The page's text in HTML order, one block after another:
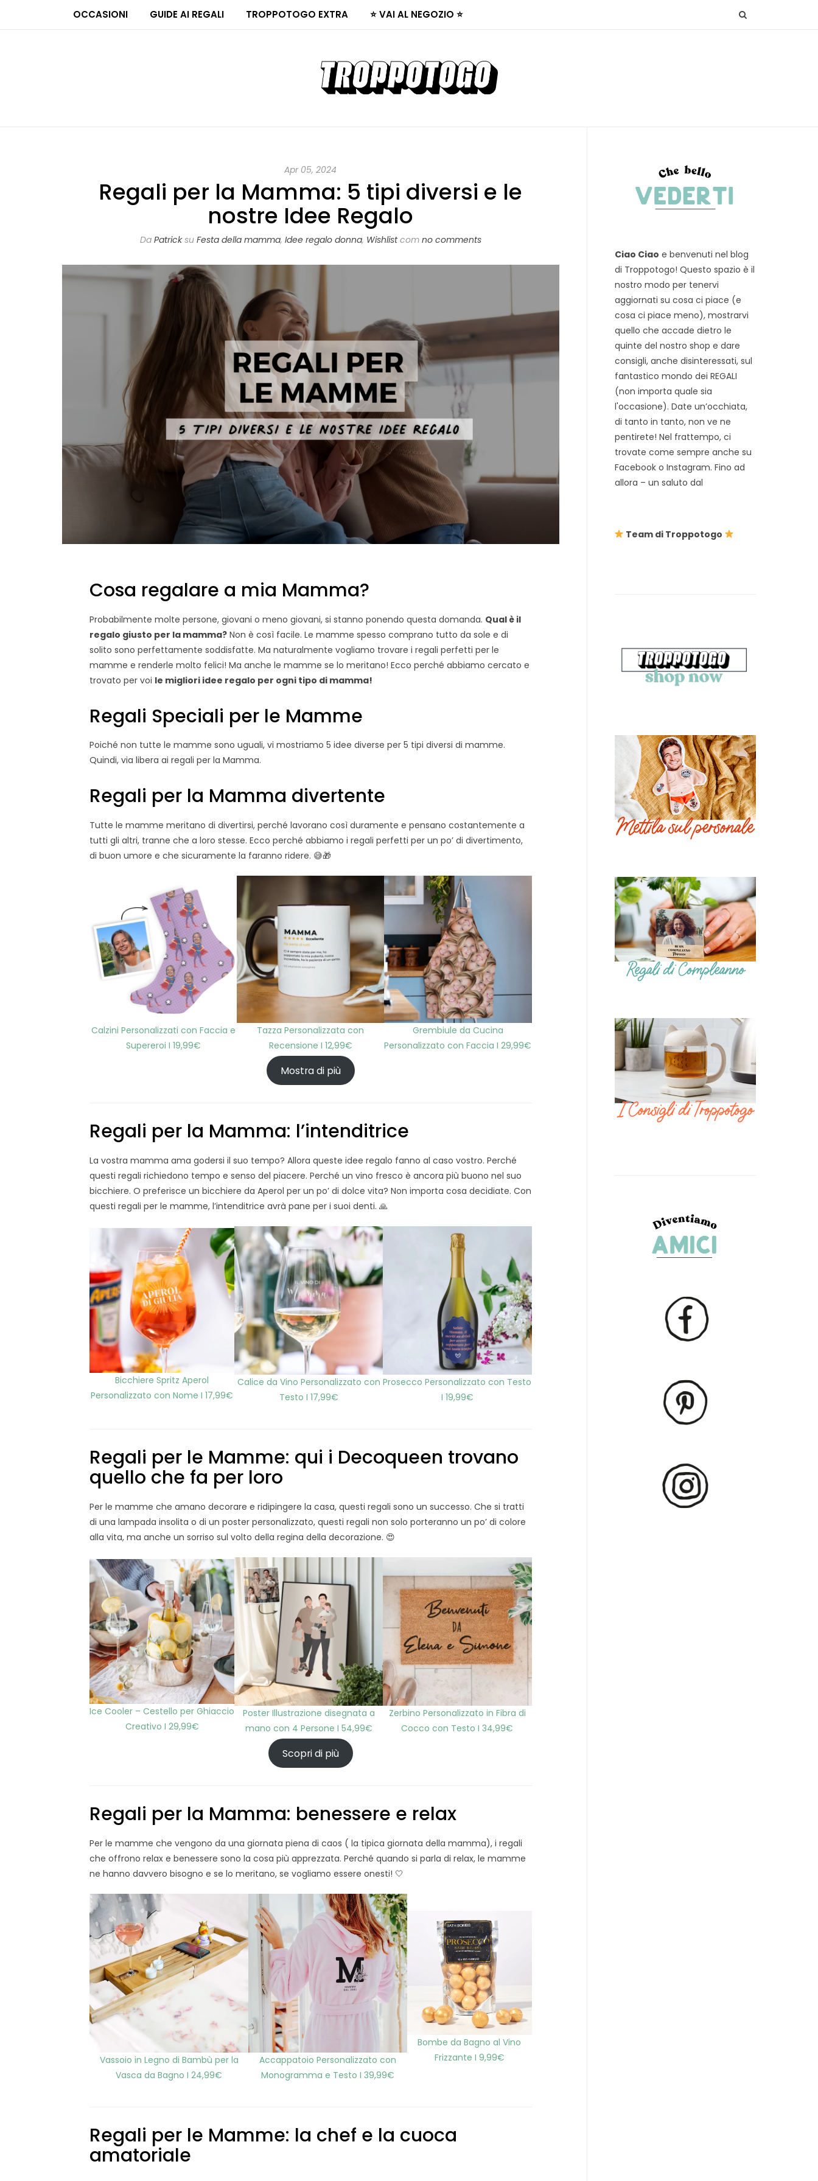
OCCASIONI GUIDE AI REGALI TROPPOTOGO EXTRA ⭐ VAI AL NEGOZIO ⭐
Apr 05, 2024
Regali per la Mamma: 5 tipi diversi e le
nostre Idee Regalo
Da Patricksu Festa della mamma, Idee regalo donna, Wishlistcom no comments
Cosa regalare a mia Mamma?
Probabilmente molte persone, giovani o meno giovani, si stanno ponendo questa domanda. Qual è il
regalo giusto per la mamma? Non è così facile. Le mamme spesso comprano tutto da sole e di
solito sono perfettamente soddisfatte. Ma naturalmente vogliamo trovare i regali perfetti per le
mamme e renderle molto felici! Ma anche le mamme se lo meritano! Ecco perché abbiamo cercato e
trovato per voi le migliori idee regalo per ogni tipo di mamma!
Regali Speciali per le Mamme
Poiché non tutte le mamme sono uguali, vi mostriamo 5 idee diverse per 5 tipi diversi di mamme.
Quindi, via libera ai regali per la Mamma.
Regali per la Mamma divertente
Tutte le mamme meritano di divertirsi, perché lavorano così duramente e pensano costantemente a
tutti gli altri, tranne che a loro stesse. Ecco perché abbiamo i regali perfetti per un po’ di divertimento,
di buon umore e che sicuramente la faranno ridere. 😅🎁
Calzini Personalizzati con Faccia e
Supereroi I 19,99€
Tazza Personalizzata con
Recensione I 12,99€
Grembiule da Cucina
Personalizzato con Faccia I 29,99€
Mostra di più
Regali per la Mamma: l’intenditrice
La vostra mamma ama godersi il suo tempo? Allora queste idee regalo fanno al caso vostro. Perché
questi regali richiedono tempo e senso del piacere. Perché un vino fresco è ancora più buono nel suo
bicchiere. O preferisce un bicchiere da Aperol per un po’ di dolce vita? Non importa cosa decidiate. Con
questi regali per le mamme, l’intenditrice avrà pane per i suoi denti. 🙏
Bicchiere Spritz Aperol
Personalizzato con Nome I 17,99€
Calice da Vino Personalizzato con
Testo I 17,99€
Prosecco Personalizzato con Testo
I 19,99€
Regali per le Mamme: qui i Decoqueen trovano
quello che fa per loro
Per le mamme che amano decorare e ridipingere la casa, questi regali sono un successo. Che si tratti
di una lampada insolita o di un poster personalizzato, questi regali non solo porteranno un po’ di colore
alla vita, ma anche un sorriso sul volto della regina della decorazione. 😍
Ice Cooler – Cestello per Ghiaccio
Creativo I 29,99€
Poster Illustrazione disegnata a
mano con 4 Persone I 54,99€
Zerbino Personalizzato in Fibra di
Cocco con Testo I 34,99€
Scopri di più
Regali per la Mamma: benessere e relax
Per le mamme che vengono da una giornata piena di caos ( la tipica giornata della mamma), i regali
che offrono relax e benessere sono la cosa più apprezzata. Perché quando si parla di relax, le mamme
ne hanno davvero bisogno e se lo meritano, se vogliamo essere onesti! 🤍
Vassoio in Legno di Bambù per la
Vasca da Bagno I 24,99€
Accappatoio Personalizzato con
Monogramma e Testo I 39,99€
Bombe da Bagno al Vino
Frizzante I 9,99€
Regali per le Mamme: la chef e la cuoca
amatoriale
Ciao Ciao e benvenuti nel blog
di Troppotogo! Questo spazio è il
nostro modo per tenervi
aggiornati su cosa ci piace (e
cosa ci piace meno), mostrarvi
quello che accade dietro le
quinte del nostro shop e dare
consigli, anche disinteressati, sul
fantastico mondo dei REGALI
(non importa quale sia
l'occasione). Date un’occhiata,
di tanto in tanto, non ve ne
pentirete! Nel frattempo, ci
trovate come sempre anche su
Facebook o Instagram. Fino ad
allora – un saluto dal
Team di Troppotogo